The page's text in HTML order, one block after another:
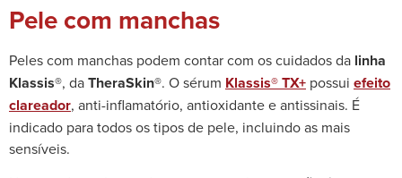
Pele com manchas
Peles com manchas podem contar com os cuidados da linha
Klassis®, daTheraSkin®. O sérum Klassis® TX+ possui efeito
clareador, anti-inflamatório, antioxidante e antissinais. É
indicado para todos os tipos de pele, incluindo as mais
sensíveis.